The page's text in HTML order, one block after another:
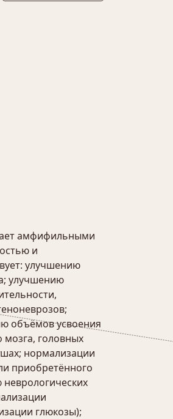
амфифильными
и
улучшению
улучшению
объёмов усвоения
головных
нормализации
приобретённого
глюкозы);